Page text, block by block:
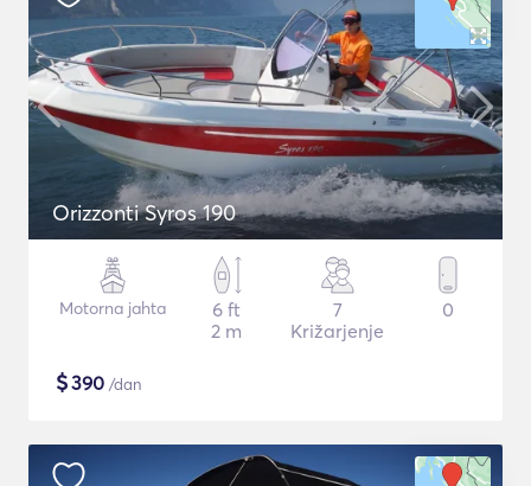
Orizzonti Syros 190
Motorna jahta
6 ft
2 m
7
Križarjenje
0
$390 /dan